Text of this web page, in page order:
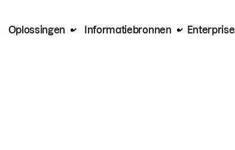
Oplossingen Informatiebronnen Enterprise